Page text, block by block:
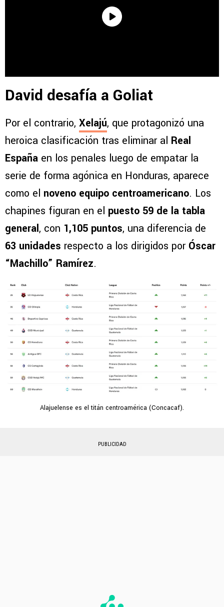
David desafía a Goliat
Por el contrario, Xelajú, que protagonizó una
heroica clasificación tras eliminar al Real
España en los penales luego de empatar la
serie de forma agónica en Honduras, aparece
como el noveno equipo centroamericano. Los
chapines figuran en el puesto 59 de la tabla
general, con 1,105 puntos, una diferencia de
63 unidades respecto a los dirigidos por Óscar
“Machillo” Ramírez.
Alajuelense es el titán centroamérica (Concacaf).
PUBLICIDAD